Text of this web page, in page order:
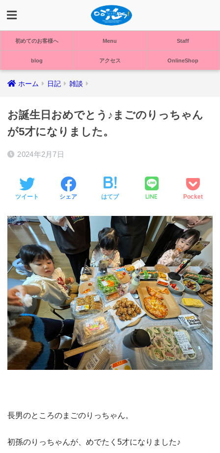
初めてのお客様へ Menu Staff
blog アクセス OnlineShop
ホーム 日記 雑談
お誕生日おめでとう♪まごのりっちゃん
が5才になりました。
2024年2月7日
ツイート シェア はてブ LINE Pocket
長男のところのまごのりっちゃん。
初孫のりっちゃんが、めでたく5才になりました♪